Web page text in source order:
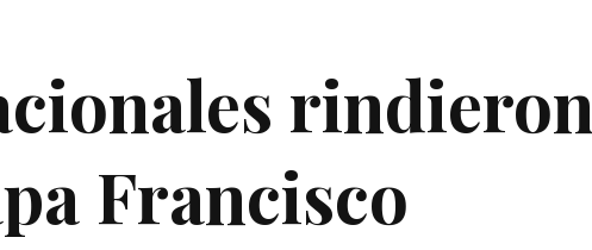
rindieron
Francisco